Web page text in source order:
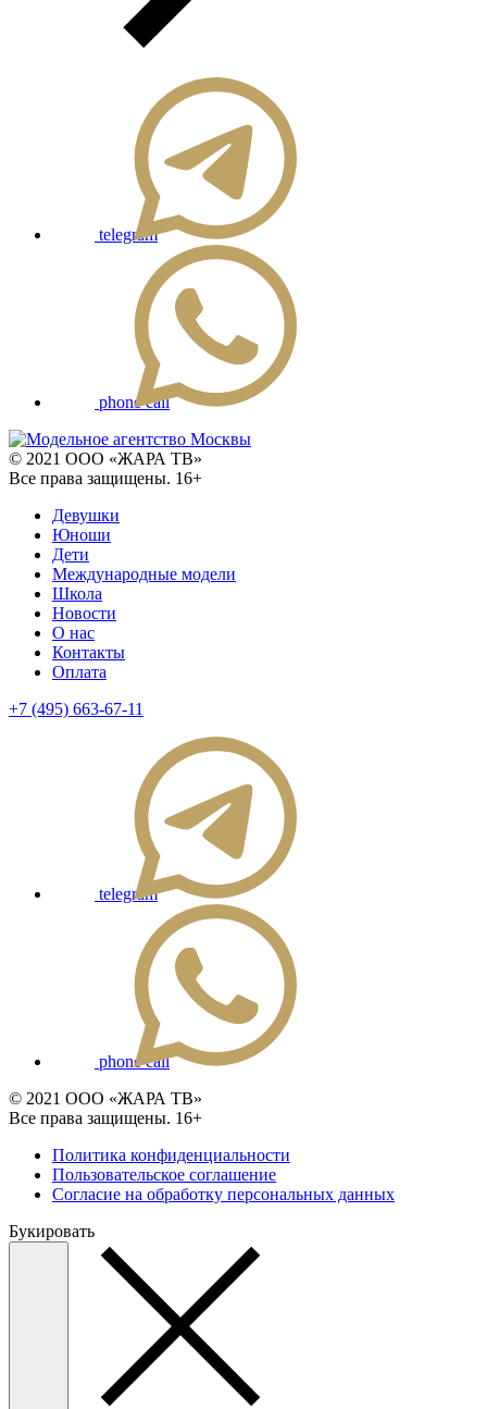
telegram
phone call
© 2021 ООО «ЖАРА ТВ»
Все права защищены. 16+
Девушки
Юноши
Дети
Международные модели
Школа
Новости
О нас
Контакты
Оплата
+7 (495) 663-67-11
telegram
phone call
© 2021 ООО «ЖАРА ТВ»
Все права защищены. 16+
Политика конфиденциальности
Пользовательское соглашение
Согласие на обработку персональных данных
Букировать